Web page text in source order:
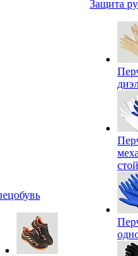
Защита